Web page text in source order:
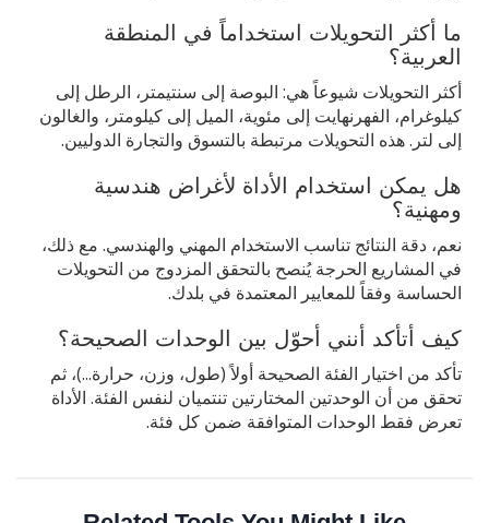
ما أكثر التحويلات استخداماً في المنطقة
العربية؟
أكثر التحويلات شيوعاً هي: البوصة إلى سنتيمتر، الرطل إلى
كيلوغرام، الفهرنهايت إلى مئوية، الميل إلى كيلومتر، والغالون
إلى لتر. هذه التحويلات مرتبطة بالتسوق والتجارة الدوليين.
هل يمكن استخدام الأداة لأغراض هندسية
ومهنية؟
نعم، دقة النتائج تناسب الاستخدام المهني والهندسي. مع ذلك،
في المشاريع الحرجة يُنصح بالتحقق المزدوج من التحويلات
الحساسة وفقاً للمعايير المعتمدة في بلدك.
كيف أتأكد أنني أحوّل بين الوحدات الصحيحة؟
تأكد من اختيار الفئة الصحيحة أولاً (طول، وزن، حرارة...)، ثم
تحقق من أن الوحدتين المختارتين تنتميان لنفس الفئة. الأداة
تعرض فقط الوحدات المتوافقة ضمن كل فئة.